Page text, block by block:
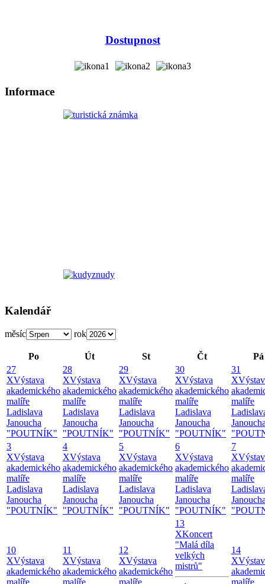
Dostupnost
Informace
Kalendář
měsíc rok
Po Út St Čt
Pá
27
XVýstava
akademického
malíře
Ladislava
Janoucha
"POUTNÍK"
28
XVýstava
akademického
malíře
Ladislava
Janoucha
"POUTNÍK"
29
XVýstava
akademického
malíře
Ladislava
Janoucha
"POUTNÍK"
30
XVýstava
akademického
malíře
Ladislava
Janoucha
"POUTNÍK"
31
X
malíře
3
XVýstava
akademického
malíře
Ladislava
Janoucha
"POUTNÍK"
4
XVýstava
akademického
malíře
Ladislava
Janoucha
"POUTNÍK"
5
XVýstava
akademického
malíře
Ladislava
Janoucha
"POUTNÍK"
6
XVýstava
akademického
malíře
Ladislava
Janoucha
"POUTNÍK"
7
X
malíře
10
XVýstava
akademického
malíře
11
XVýstava
akademického
malíře
12
XVýstava
akademického
malíře
13
XKoncert
"Malá díla
velkých
mistrů"
14
X
malíře